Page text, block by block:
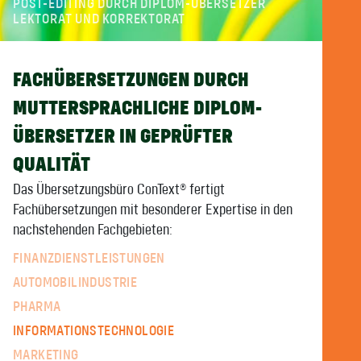
POST-EDITING DURCH DIPLOM-ÜBERSETZER
LEKTORAT UND KORREKTORAT
FACHÜBERSETZUNGEN DURCH
MUTTERSPRACHLICHE DIPLOM-
ÜBERSETZER IN GEPRÜFTER
QUALITÄT
Das Übersetzungsbüro ConText® fertigt
Fachübersetzungen mit besonderer Expertise in den
nachstehenden Fachgebieten:
FINANZDIENSTLEISTUNGEN
AUTOMOBILINDUSTRIE
PHARMA
INFORMATIONSTECHNOLOGIE
MARKETING